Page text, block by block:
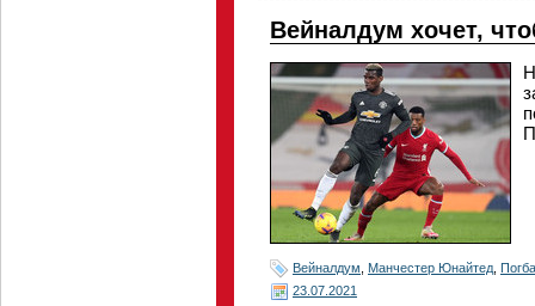
Вейналдум хочет,
Вейналдум Манчестер Юнайтед Погба
23.07.2021